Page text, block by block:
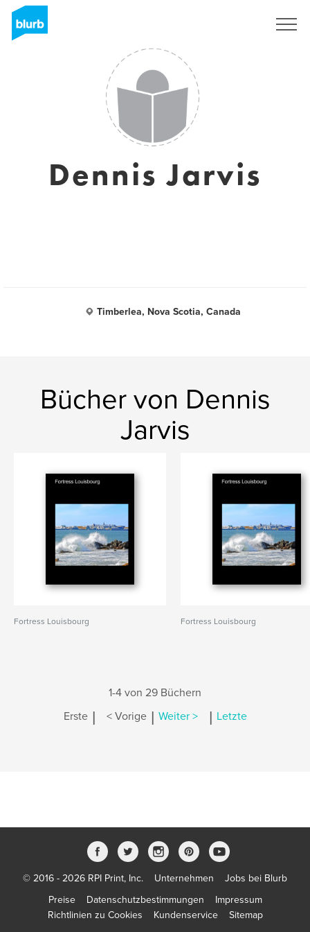
Dennis Jarvis
Timberlea, Nova Scotia, Canada
Bücher von Dennis
Jarvis
Fortress Louisbourg Fortress Louisbourg
1-4 von 29 Büchern
Erste | < Vorige | Weiter > | Letzte
© 2016 - 2026 RPI Print, Inc. Unternehmen
Jobs bei Blurb
Preise
Datenschutzbestimmungen
Impressum
Richtlinien zu Cookies
Kundenservice Sitemap